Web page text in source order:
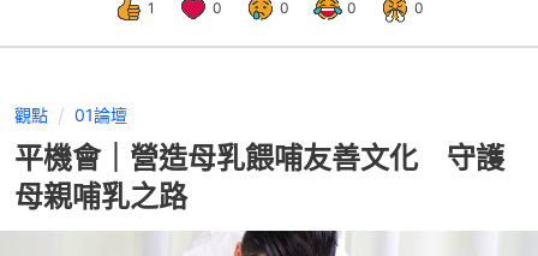
1 0 0 0 0
觀點 01論壇
平機會｜營造母乳餵哺友善文化 守護
母親哺乳之路